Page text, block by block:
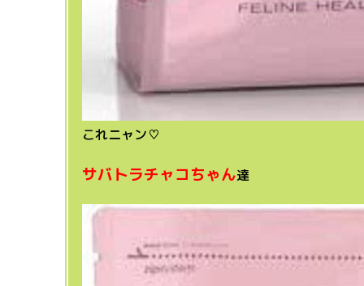
これニャン♡
サバトラチャコちゃん達